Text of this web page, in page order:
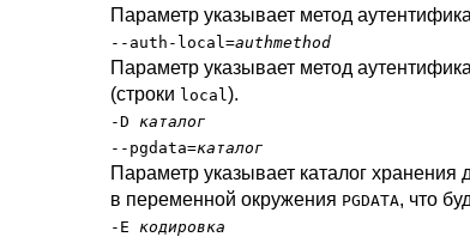
Параметр указывает метод
--auth-local=authmethod
Параметр указывает метод
(строки local).
-D каталог
--pgdata=каталог
Параметр указывает каталог
в переменной окружения PGDATA, что
-E кодировка